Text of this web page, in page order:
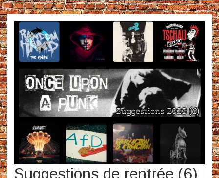
Suggestions de rentrée (6)